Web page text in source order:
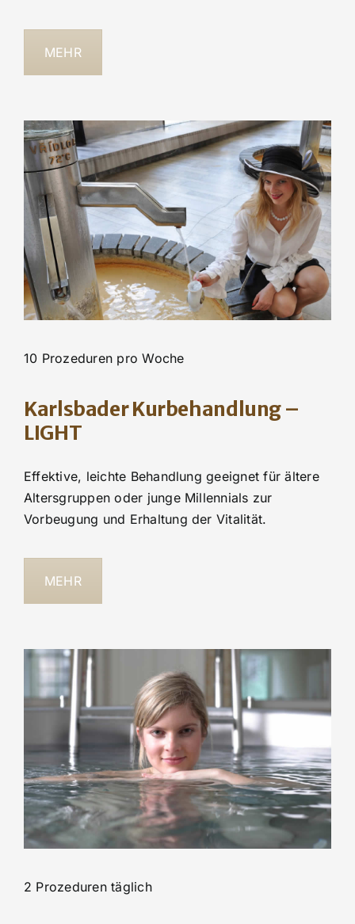
MEHR
10 Prozeduren pro Woche
Karlsbader Kurbehandlung –
LIGHT
Effektive, leichte Behandlung geeignet für ältere
Altersgruppen oder junge Millennials zur
Vorbeugung und Erhaltung der Vitalität.
MEHR
2 Prozeduren täglich